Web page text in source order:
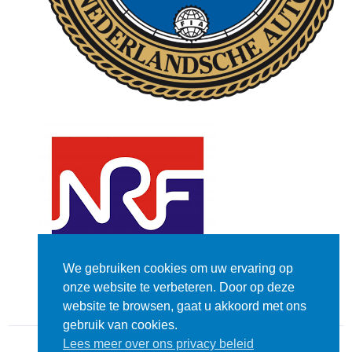
We gebruiken cookies om uw ervaring op
onze website te verbeteren. Door op deze
website te browsen, gaat u akkoord met ons
gebruik van cookies.
Lees meer over ons privacy beleid